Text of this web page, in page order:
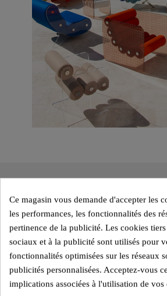
Ce magasin vous demande d'accepter les
les performances, les fonctionnalités des
pertinence de la publicité. Les cookies
sociaux et à la publicité sont utilisés pour
fonctionnalités optimisées sur les réseaux
publicités personnalisées. Acceptez-vous
implications associées à l'utilisation de vos